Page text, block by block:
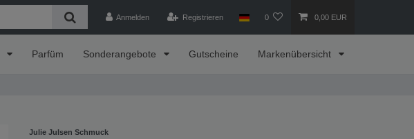
Anmelden Registrieren 0 0,00 EUR
Parfüm Sonderangebote Gutscheine Markenübersicht
Julie Julsen Schmuck